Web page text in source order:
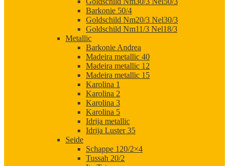
Barkonie 50/4
Goldschild Nm20/3 Nel30/3
Goldschild Nm11/3 Nel18/3
Metallic
Barkonie Andrea
Madeira metallic 40
Madeira metallic 12
Madeira metallic 15
Karolina 1
Karolina 2
Karolina 3
Karolina 5
Idrija metallic
Idrija Luster 35
Seide
Schappe 120/2×4
Tussah 20/2